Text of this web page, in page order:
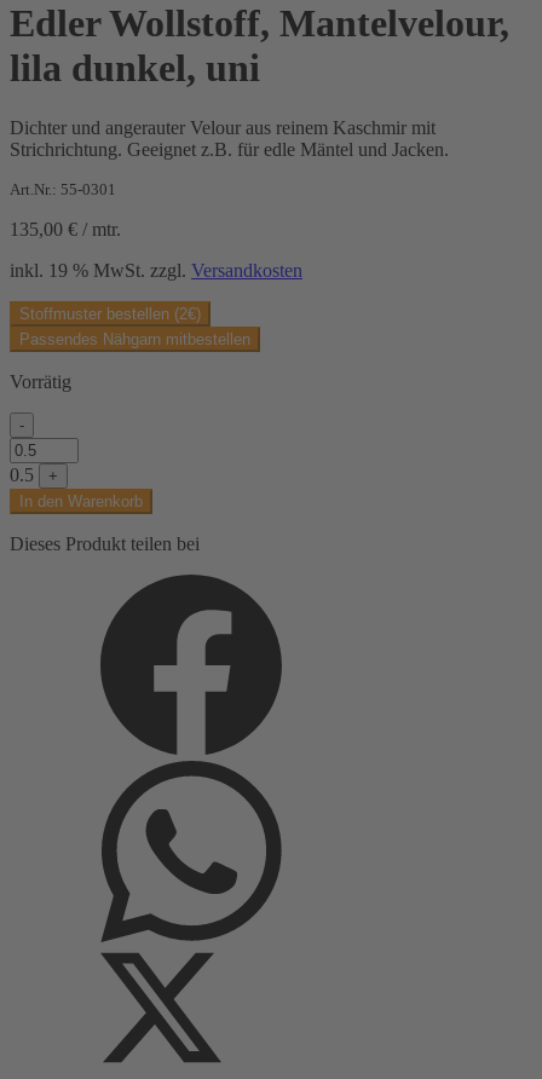
Edler Wollstoff, Mantelvelour,
lila dunkel, uni
Dichter und angerauter Velour aus reinem Kaschmir mit
Strichrichtung. Geeignet z.B. für edle Mäntel und Jacken.
Art.Nr.: 55-0301
135,00 € / mtr.
inkl. 19 % MwSt. zzgl. Versandkosten
Stoffmuster bestellen (2€)
Passendes Nähgarn mitbestellen
Vorrätig
-
Edler
Wollstoff,
Mantelvelour,
lila
dunkel,
uni
0.5
+
In den Warenkorb
Dieses Produkt teilen bei